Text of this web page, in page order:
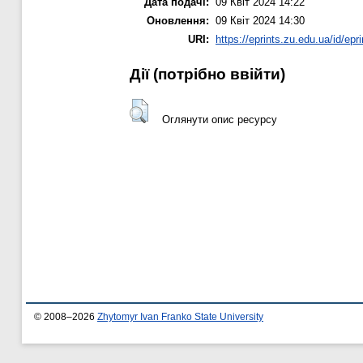
Оновлення: 09 Квіт 2024 14:30
URI:
https://eprints.zu.edu.ua/id/
Дії ​​(потрібно ввійти)
Оглянути опис ресурсу
© 2008–2026 Zhytomyr Ivan Franko State University